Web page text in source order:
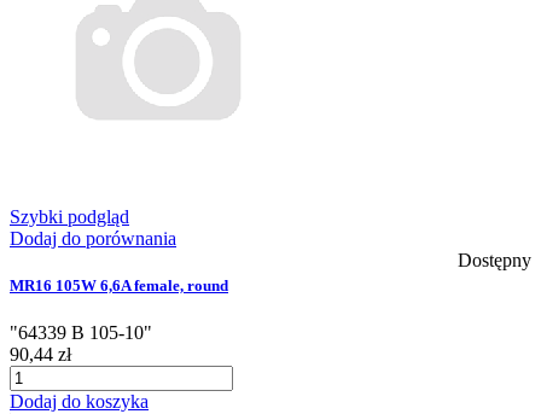
Szybki podgląd
Dodaj do porównania
Dostępny
MR16 105W 6,6A female, round
"64339 B 105-10"
90,44 zł
Dodaj do koszyka